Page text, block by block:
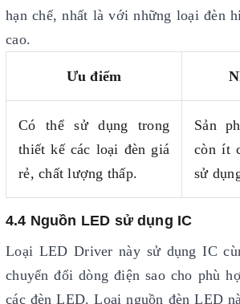
hạn chế, nhất là với những loại đèn
cao.
Ưu điểm
Có thể sử dụng trong
thiết kế các loại đèn giá
rẻ, chất lượng thấp.
Sản
còn ít
sử
4.4 Nguồn LED sử dụng IC
Loại LED Driver này sử dụng IC
chuyển đổi dòng điện sao cho phù
các đèn LED. Loại nguồn đèn LED